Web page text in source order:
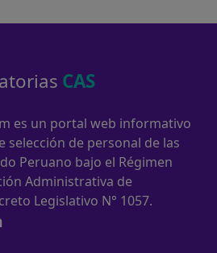
CAS
es un portal web informativo
selección de personal de las
Peruano bajo el Régimen
Administrativa de
Legislativo N° 1057.